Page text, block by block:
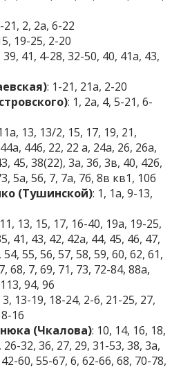
21, 2, 2а, 6-22
19-25, 2-20
39, 41, 4-28, 32-50, 40, 41а, 43,
: 1-21, 21а, 2-20
: 1, 2а, 4, 5-21, 6-
13, 13/2, 15, 17, 19, 21,
44б, 22, 22 а, 24а, 26, 26а,
45, 38(22), 3а, 3б, 3в, 40, 42б,
5а, 5б, 7, 7а, 7б, 8в кв1, 10б
(Тушинской): 1, 1а, 9-13,
13, 15, 17, 16-40, 19а, 19-25,
41, 43, 42, 42а, 44, 45, 46, 47,
55, 56, 57, 58, 59, 60, 62, 61,
68, 7, 69, 71, 73, 72-84, 88а,
94, 96
3, 13-19, 18-24, 2-6, 21-25, 27,
16
(Чкалова): 10, 14, 16, 18,
26-32, 36, 27, 29, 31-53, 38, 3а,
60, 55-67, 6, 62-66, 68, 70-78,